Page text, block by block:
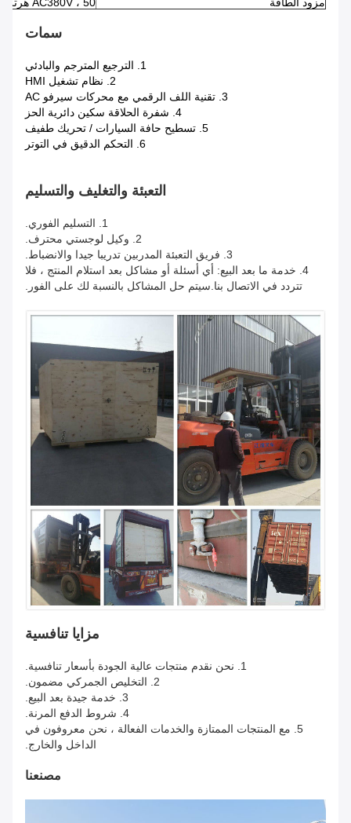
مزود الطاقة AC380V ، 50 هرتز ، تيار ثلاثي الطور
سمات
1. الترجيع المترجم والبادئي
2. نظام تشغيل HMI
3. تقنية اللف الرقمي مع محركات سيرفو AC
4. شفرة الحلاقة سكين دائرية الحز
5. تسطيح حافة السيارات / تحريك طفيف
6. التحكم الدقيق في التوتر
التعبئة والتغليف والتسليم
1. التسليم الفوري.
2. وكيل لوجستي محترف.
3. فريق التعبئة المدربين تدريبا جيدا والانضباط.
4. خدمة ما بعد البيع: أي أسئلة أو مشاكل بعد استلام المنتج ، فلا
تتردد في الاتصال بنا.سيتم حل المشاكل بالنسبة لك على الفور.
مزايا تنافسية
1. نحن نقدم منتجات عالية الجودة بأسعار تنافسية.
2. التخليص الجمركي مضمون.
3. خدمة جيدة بعد البيع.
4. شروط الدفع المرنة.
5. مع المنتجات الممتازة والخدمات الفعالة ، نحن معروفون في
الداخل والخارج.
مصنعنا